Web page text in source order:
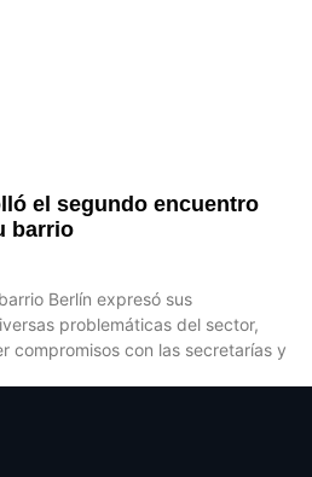
el segundo encuentro
barrio
Berlín expresó sus
problemáticas del sector,
compromisos con las secretarías y